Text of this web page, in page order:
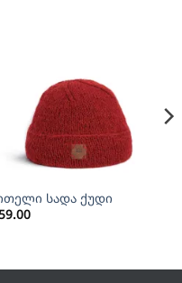
სადა ქუდი